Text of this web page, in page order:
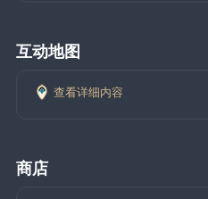
互动地图
查看详细内容
商店